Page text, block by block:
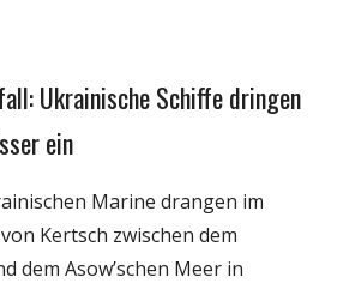
Ukrainische Schiffe dringen
ein
Marine drangen im
Kertsch zwischen dem
dem Asow’schen Meer in